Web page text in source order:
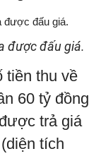
được đấu giá.
tiền thu về
60 tỷ đồng
trả giá
tích